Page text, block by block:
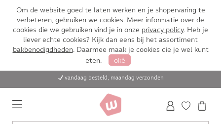
Om de website goed te laten werken en je shopervaring te
verbeteren, gebruiken we cookies. Meer informatie over de
cookies die we gebruiken vind je in onze privacy policy. Heb je
liever echte cookies? Kijk dan eens bij het assortiment
bakbenodigdheden. Daarmee maak je cookies die je wel kunt
eten.
oké
vandaag besteld, maandag verzonden